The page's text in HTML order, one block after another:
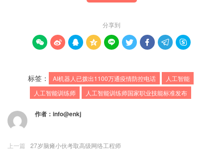
分享到
        
标签： AI机器人已拨出1100万通疫情防控电话
人工智能
人工智能训练师
人工智能训练师国家职业技能标准发布
作者： info@enkj
上一篇
27岁脑瘫小伙考取高级网络工程师